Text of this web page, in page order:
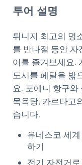
투어 설명
튀니지 최고의 명
를 반나절 동안
어를 즐겨보세요.
도시를 페달을 밟
요. 포에니 항구와
목욕탕, 카르타고
습니다.
유네스코 세
하기
전기 자전거